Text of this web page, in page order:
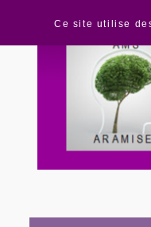
Ce site utilise